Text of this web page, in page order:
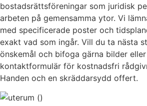
bostadsrättsföreningar som juridisk
arbeten på gemensamma ytor. Vi
med specificerade poster och
exakt vad som ingår. Vill du ta nästa
önskemål och bifoga gärna bilder
kontaktformulär för kostnadsfri
Handen och en skräddarsydd offert.